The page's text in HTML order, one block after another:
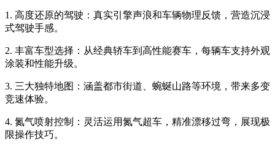
1. 高度还原的驾驶：真实引擎声浪和车辆物理反馈，营造沉浸
式驾驶手感。
2. 丰富车型选择：从经典轿车到高性能赛车，每辆车支持外观
涂装和性能升级。
3. 三大独特地图：涵盖都市街道、蜿蜒山路等环境，带来多变
竞速体验。
4. 氮气喷射控制：灵活运用氮气超车，精准漂移过弯，展现极
限操作技巧。